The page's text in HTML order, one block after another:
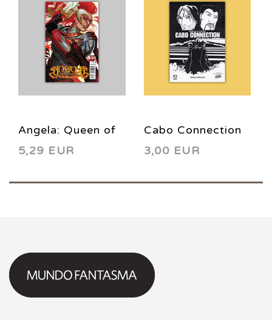
Angela: Queen of
Hel 3 2016
5,29 EUR
Cabo Connection
2007
3,00 EUR